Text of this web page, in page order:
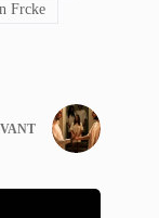
Frcke